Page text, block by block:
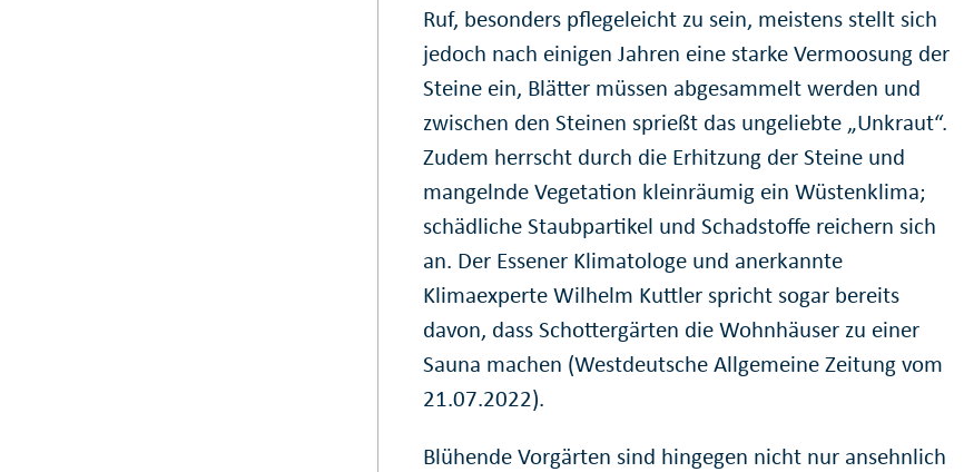
Ruf, besonders pflegeleicht zu sein, meistens stellt sich
jedoch nach einigen Jahren eine starke Vermoosung der
Steine ein, Blätter müssen abgesammelt werden und
zwischen den Steinen sprießt das ungeliebte „Unkraut“.
Zudem herrscht durch die Erhitzung der Steine und
mangelnde Vegetation kleinräumig ein Wüstenklima;
schädliche Staubpartikel und Schadstoffe reichern sich
an. Der Essener Klimatologe und anerkannte
Klimaexperte Wilhelm Kuttler spricht sogar bereits
davon, dass Schottergärten die Wohnhäuser zu einer
Sauna machen (Westdeutsche Allgemeine Zeitung vom
21.07.2022).
Blühende Vorgärten sind hingegen nicht nur ansehnlich